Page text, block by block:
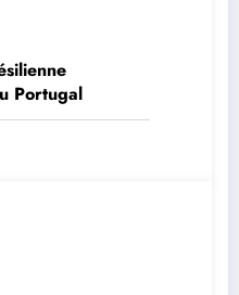
Portugal